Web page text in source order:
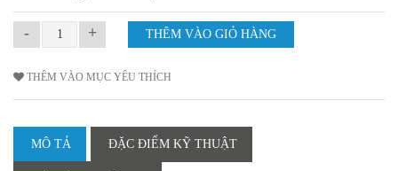
- +
THÊM VÀO MỤC YÊU THÍCH
MÔ TẢ ĐẶC ĐIỂM KỸ THUẬT